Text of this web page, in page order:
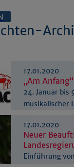
17.01.2020
„Am Anfang“
24. Januar bis
musikalischer
17.01.2020
Neuer
Einführung